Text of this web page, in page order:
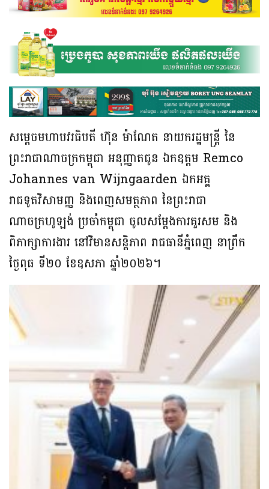
សម្តេចមហាបវរធិបតី ហ៊ុន ម៉ាណែត នាយករដ្ឋមន្ត្រី នៃ
ព្រះរាជាណាចក្រកម្ពុជា អនុញ្ញាតជូន ឯកឧត្តម Remco
Johannes van Wijngaarden ឯកអគ្គ
រាជទូតវិសាមញ្ញ និងពេញសមត្ថភាព នៃព្រះរាជា
ណាចក្រហូឡង់ ប្រចាំកម្ពុជា ចូលសម្តែងការគួរសម និង
ពិភាក្សាការងារ នៅវិមានសន្តិភាព រាជធានីភ្នំពេញ នាព្រឹក
ថ្ងៃពុធ ទី២០ ខែឧសភា ឆ្នាំ២០២៦។